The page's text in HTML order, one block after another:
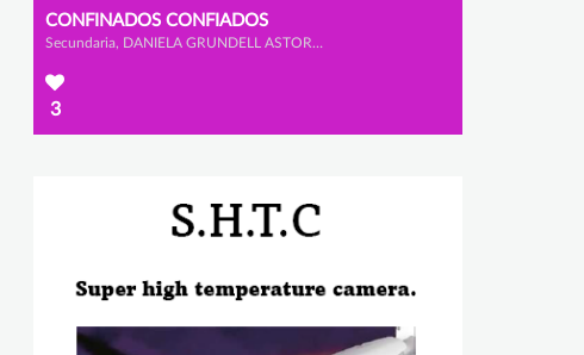
CONFINADOS CONFIADOS
Secundaria, DANIELA GRUNDELL ASTORQUI, CARLOS CASTAÑO COLLADO y IGNACIO GARRIDO VITI
3